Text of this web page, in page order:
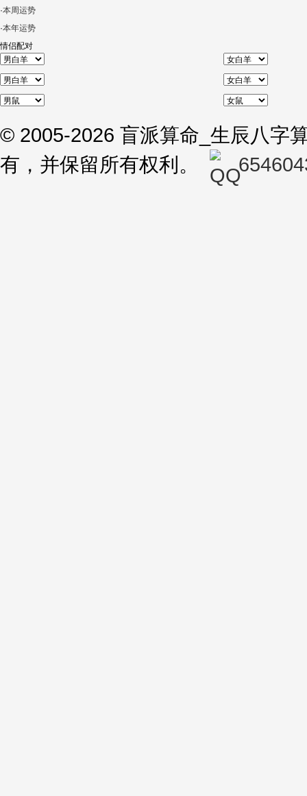
·本周运势
·本年运势
情侣配对
© 2005-2026 盲派算命_生辰八字
有，并保留所有权利。